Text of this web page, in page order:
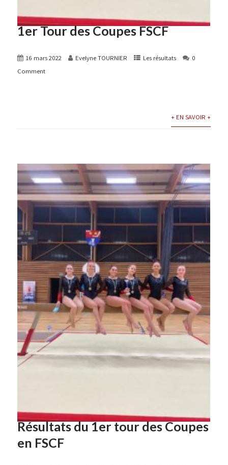
1er Tour des Coupes FSCF
16 mars 2022 Evelyne TOURNIER Les résultats
0
Comment
+ EN SAVOIR +
Résultats du 1er tour des Coupes
en FSCF